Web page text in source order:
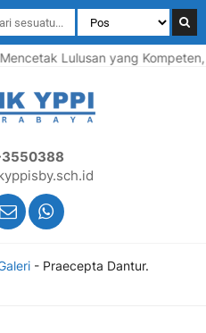
Lulusan yang Kompeten,
- Praecepta Dantur.